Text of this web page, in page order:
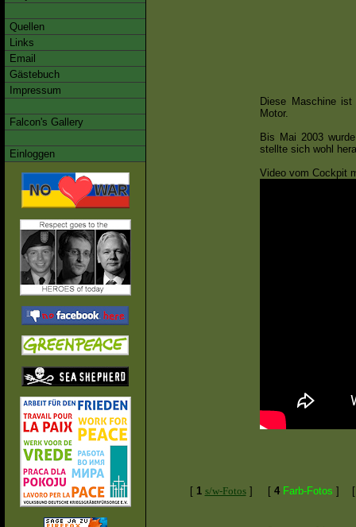
Quellen
Links
Email
Gästebuch
Impressum
Falcon's Gallery
Einloggen
Diese Maschine
Motor.
Bis Mai 2003
stellte sich wohl
Video vom Cockpit
[ 1 s/w-Fotos] [ 4 Farb-Fotos ]